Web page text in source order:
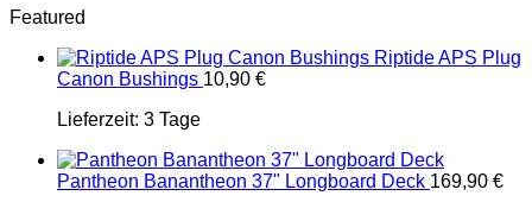
Featured
Riptide APS Plug
Canon Bushings 10,90 €
Lieferzeit: 3 Tage
Pantheon Banantheon 37" Longboard Deck 169,90 €